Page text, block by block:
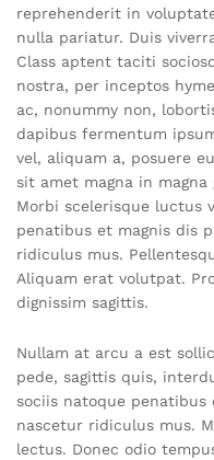
reprehenderit in
nulla pariatur. Duis
Class aptent taciti
nostra, per inceptos
ac, nonummy non,
dapibus fermentum
vel, aliquam a, posuere
sit amet magna in magna
Morbi scelerisque luctus
penatibus et magnis dis
ridiculus mus.
Aliquam erat volutpat.
dignissim sagittis.
Nullam at arcu a est
pede, sagittis quis,
sociis natoque
nascetur ridiculus mus.
lectus. Donec odio